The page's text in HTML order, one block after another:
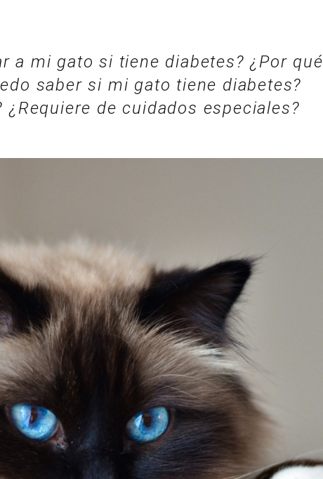
a mi gato si tiene diabetes? ¿Por qué
saber si mi gato tiene diabetes?
de cuidados especiales?